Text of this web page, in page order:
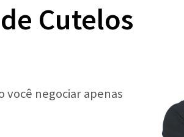
Cutelos
negociar apenas